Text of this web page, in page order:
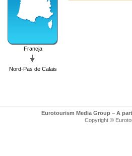
Francja
Nord-Pas de Calais
Eurotourism Media Group – A
Copyright ©